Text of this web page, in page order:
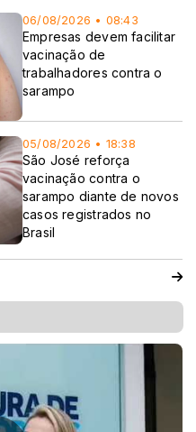
06/08/2026 • 08:43
Empresas devem facilitar
vacinação de
trabalhadores contra o
sarampo
05/08/2026 • 18:38
São José reforça
vacinação contra o
sarampo diante de novos
casos registrados no
Brasil